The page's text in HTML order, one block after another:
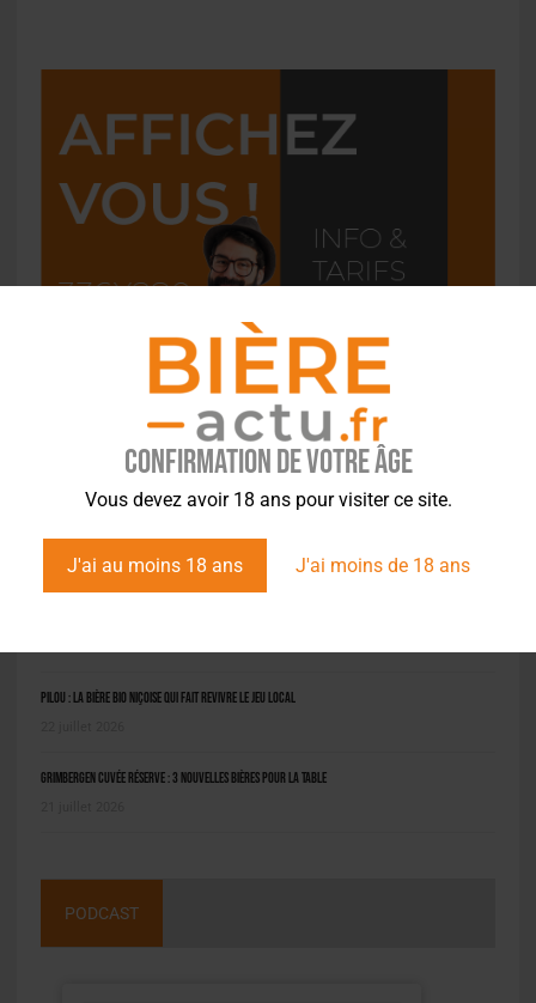
Confirmation de votre âge
Vous devez avoir 18 ans pour visiter ce site.
J'ai au moins 18 ans J'ai moins de 18 ans
L'ACTU EN BREF
Pilou : la bière bio niçoise qui fait revivre le jeu local
Grimbergen Cuvée Réserve : 3 nouvelles bières pour la table
PODCAST